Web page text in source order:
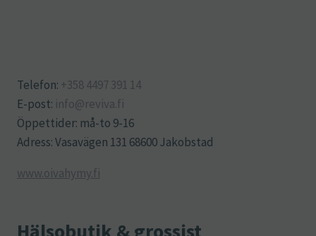
Telefon: +358 4497 391 14
E-post: info@reviva.fi
Öppettider: må-to 9-16
Adress: Vasavägen 131 68600 Jakobstad
www.oivahymy.fi
Hälsobutik & grossist